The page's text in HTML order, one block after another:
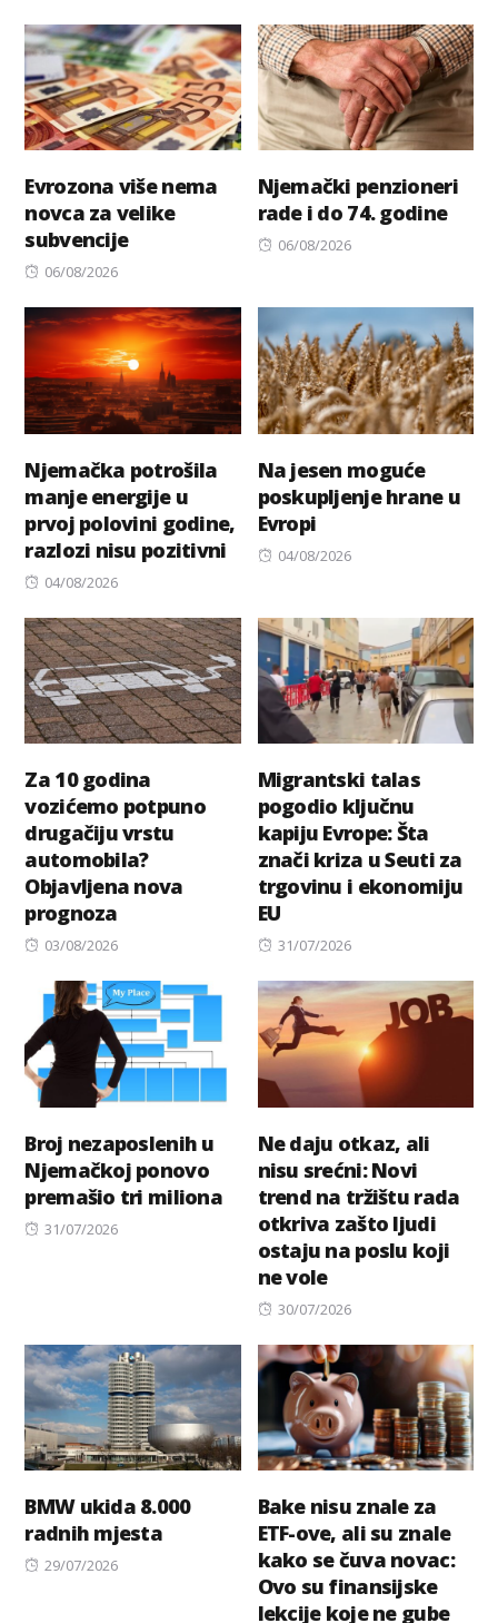
Evrozona više nema
novca za velike
subvencije
Posted
06/08/2026
Njemački penzioneri
rade i do 74. godine
Posted
06/08/2026
Njemačka potrošila
manje energije u
prvoj polovini godine,
razlozi nisu pozitivni
Posted
04/08/2026
Na jesen moguće
poskupljenje hrane u
Evropi
Posted
04/08/2026
Za 10 godina
vozićemo potpuno
drugačiju vrstu
automobila?
Objavljena nova
prognoza
Posted
03/08/2026
Migrantski talas
pogodio ključnu
kapiju Evrope: Šta
znači kriza u Seuti za
trgovinu i ekonomiju
EU
Posted
31/07/2026
Broj nezaposlenih u
Njemačkoj ponovo
premašio tri miliona
Posted
31/07/2026
Ne daju otkaz, ali
nisu srećni: Novi
trend na tržištu rada
otkriva zašto ljudi
ostaju na poslu koji
ne vole
Posted
30/07/2026
BMW ukida 8.000
radnih mjesta
Posted
29/07/2026
Bake nisu znale za
ETF-ove, ali su znale
kako se čuva novac:
Ovo su finansijske
lekcije koje ne gube